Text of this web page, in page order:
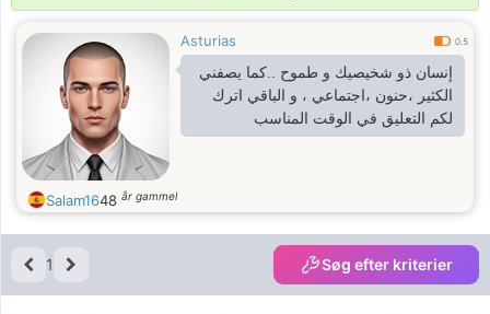
Asturias 0.5
إنسان ذو شخيصيك و طموح ..كما يصفني
الكثير ،حنون ،اجتماعي ، و الباقي اترك
لكم التعليق في الوقت المناسب
Salam1648 år gammel
1 Søg efter kriterier